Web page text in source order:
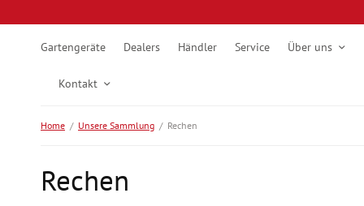
Gartengeräte Dealers Händler Service Über uns
Kontakt
Home / Unsere Sammlung / Rechen
Rechen